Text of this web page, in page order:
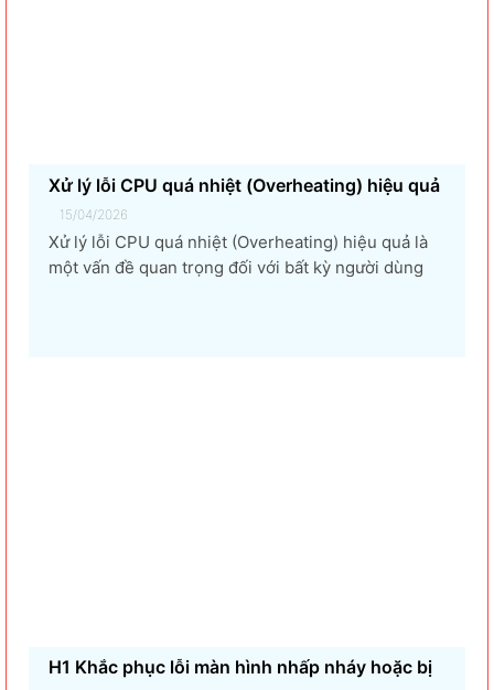
Xử lý lỗi CPU quá nhiệt (Overheating) hiệu quả
15/04/2026
Xử lý lỗi CPU quá nhiệt (Overheating) hiệu quả là
một vấn đề quan trọng đối với bất kỳ người dùng
H1 Khắc phục lỗi màn hình nhấp nháy hoặc bị